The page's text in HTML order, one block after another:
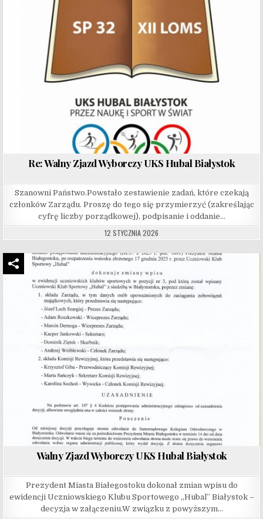
Re: Walny Zjazd Wyborczy UKS Hubal Białystok
Szanowni Państwo.Powstało zestawienie zadań, które czekają
członków Zarządu. Proszę do tego się przymierzyć (zakreślając
cyfrę liczby porządkowej), podpisanie i oddanie…
12 STYCZNIA 2026
Walny Zjazd Wyborczy UKS Hubal Białystok
Prezydent Miasta Białegostoku dokonał zmian wpisu do
ewidencji Uczniowskiego Klubu Sportowego „Hubal” Białystok –
decyzja w załączeniu.W związku z powyższym…